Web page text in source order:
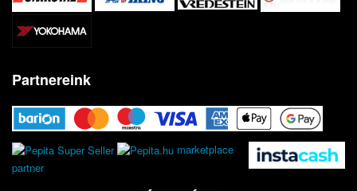
Partnereink
marketplace
partner